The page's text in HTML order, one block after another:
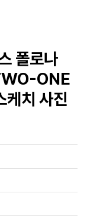
폴로나
ONE
케치 사진